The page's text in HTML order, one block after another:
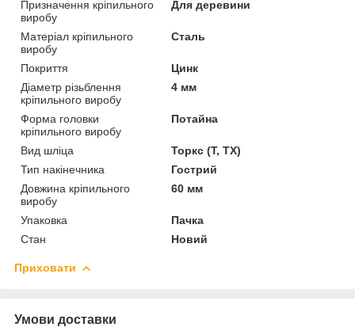
Призначення кріпильного
виробу
Для деревини
Матеріал кріпильного
виробу
Сталь
Покриття
Цинк
Діаметр різьблення
кріпильного виробу
4 мм
Форма головки
кріпильного виробу
Потайна
Вид шліца
Торкс (T, TX)
Тип накінечника
Гострий
Довжина кріпильного
виробу
60 мм
Упаковка
Пачка
Стан
Новий
Приховати
Умови доставки